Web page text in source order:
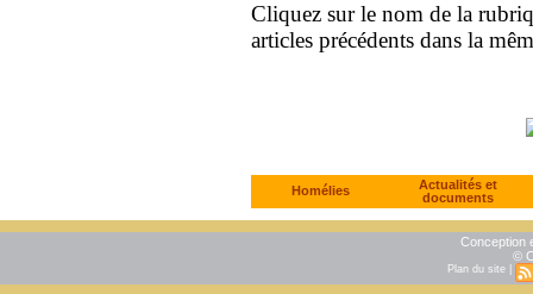
Cliquez sur le nom de la
articles précédents dans la
Homélies
Actualités et
documents
Conception
©
Plan du site